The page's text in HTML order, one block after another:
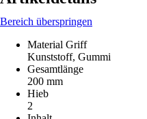
Bereich überspringen
Material Griff
Kunststoff, Gummi
Gesamtlänge
200 mm
Hieb
2